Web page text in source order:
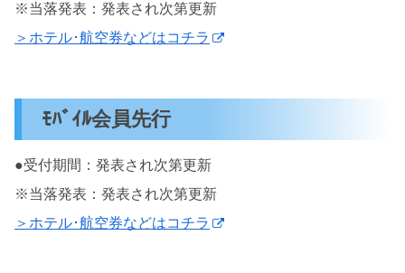
※当落発表：発表され次第更新
＞ホテル･航空券などはコチラ
ﾓﾊﾞｲﾙ会員先行
●受付期間：発表され次第更新
※当落発表：発表され次第更新
＞ホテル･航空券などはコチラ